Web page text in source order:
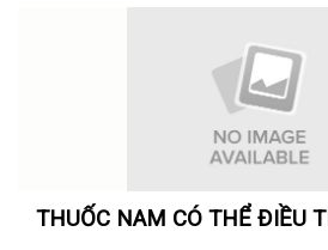
THUỐC NAM CÓ THỂ ĐIỀU